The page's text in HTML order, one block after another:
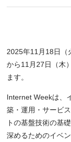
2025年11月18日（
から11月27日（木
ます。
Internet Weekは、
築・運用・サービ
トの基盤技術の基
深めるためのイベン